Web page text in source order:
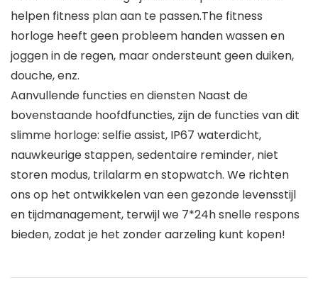
helpen fitness plan aan te passen.The fitness
horloge heeft geen probleem handen wassen en
joggen in de regen, maar ondersteunt geen duiken,
douche, enz.
Aanvullende functies en diensten Naast de
bovenstaande hoofdfuncties, zijn de functies van dit
slimme horloge: selfie assist, IP67 waterdicht,
nauwkeurige stappen, sedentaire reminder, niet
storen modus, trilalarm en stopwatch. We richten
ons op het ontwikkelen van een gezonde levensstijl
en tijdmanagement, terwijl we 7*24h snelle respons
bieden, zodat je het zonder aarzeling kunt kopen!